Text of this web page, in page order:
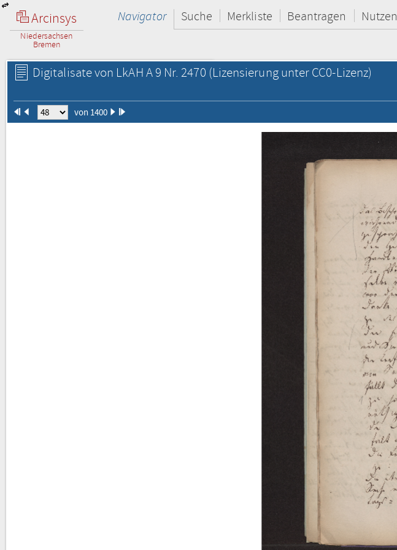
Arcinsys
Niedersachsen
Bremen
Navigator Suche Merkliste Beantragen Nutzen
Digitalisate von LkAH A 9 Nr. 2470 (Lizensierung unter CC0-Lizenz)
von 1400